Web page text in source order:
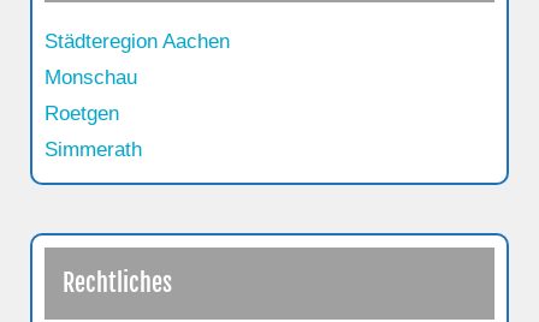
Städteregion Aachen
Monschau
Roetgen
Simmerath
Rechtliches